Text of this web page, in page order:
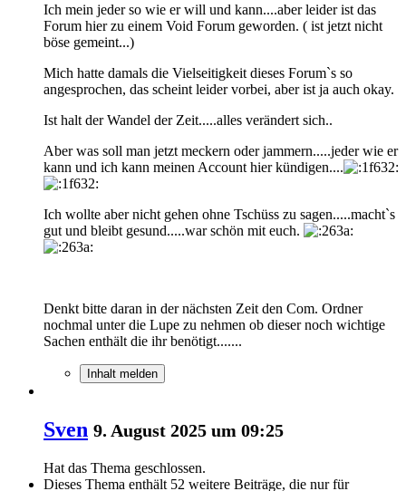
Ich mein jeder so wie er will und kann....aber leider ist das
Forum hier zu einem Void Forum geworden. ( ist jetzt nicht
böse gemeint...)
Mich hatte damals die Vielseitigkeit dieses Forum`s so
angesprochen, das scheint leider vorbei, aber ist ja auch okay.
Ist halt der Wandel der Zeit.....alles verändert sich..
Aber was soll man jetzt meckern oder jammern.....jeder wie er
kann und ich kann meinen Account hier kündigen....
Ich wollte aber nicht gehen ohne Tschüss zu sagen.....macht`s
gut und bleibt gesund.....war schön mit euch.
Denkt bitte daran in der nächsten Zeit den Com. Ordner
nochmal unter die Lupe zu nehmen ob dieser noch wichtige
Sachen enthält die ihr benötigt.......
Inhalt melden
Sven 9. August 2025 um 09:25
Hat das Thema geschlossen.
Dieses Thema enthält 52 weitere Beiträge, die nur für